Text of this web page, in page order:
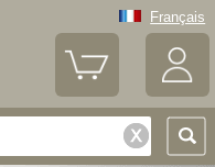
Français